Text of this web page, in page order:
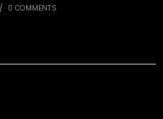
/ 0 COMMENTS